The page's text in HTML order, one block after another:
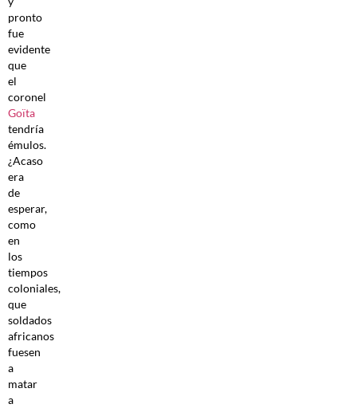
pronto
fue
evidente
que
el
coronel
Goïta
tendría
émulos.
¿Acaso
era
de
esperar,
como
en
los
tiempos
coloniales,
que
soldados
africanos
fuesen
a
matar
a